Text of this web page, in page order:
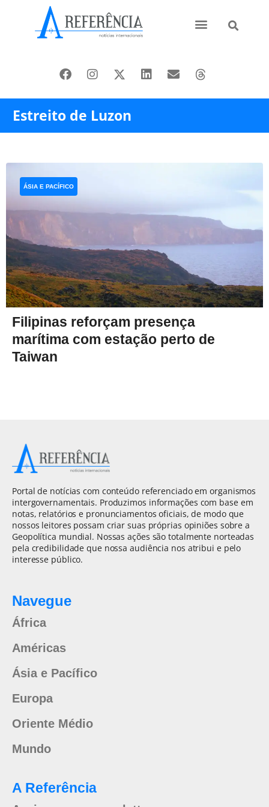
Estreito de Luzon
Filipinas reforçam presença
marítima com estação perto de
Taiwan
ÁSIA E PACÍFICO
Portal de notícias com conteúdo referenciado em organismos
intergovernamentais. Produzimos informações com base em
notas, relatórios e pronunciamentos oficiais, de modo que
nossos leitores possam criar suas próprias opiniões sobre a
Geopolítica mundial. Nossas ações são totalmente norteadas
pela credibilidade que nossa audiência nos atribui e pelo
interesse público.
Navegue
África
Américas
Ásia e Pacífico
Europa
Oriente Médio
Mundo
A Referência